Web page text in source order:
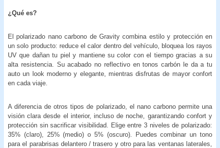
¿Qué es?
El polarizado nano carbono de Gravity combina estilo y protección en
un solo producto: reduce el calor dentro del vehículo, bloquea los rayos
UV que dañan tu piel y mantiene su color con el tiempo gracias a su
alta resistencia. Su acabado no reflectivo en tonos carbón le da a tu
auto un look moderno y elegante, mientras disfrutas de mayor confort
en cada viaje.
A diferencia de otros tipos de polarizado, el nano carbono permite una
visión clara desde el interior, incluso de noche, garantizando confort y
protección sin sacrificar visibilidad. Elige entre 3 niveles de polarizado:
35% (claro), 25% (medio) o 5% (oscuro). Puedes combinar un tono
para el parabrisas delantero / trasero y otro para las ventanas laterales,